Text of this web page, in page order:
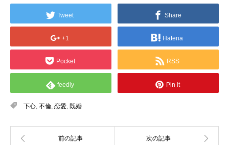
Tweet Share
+1 Hatena
Pocket RSS
feedly Pin it
下心, 不倫, 恋愛, 既婚